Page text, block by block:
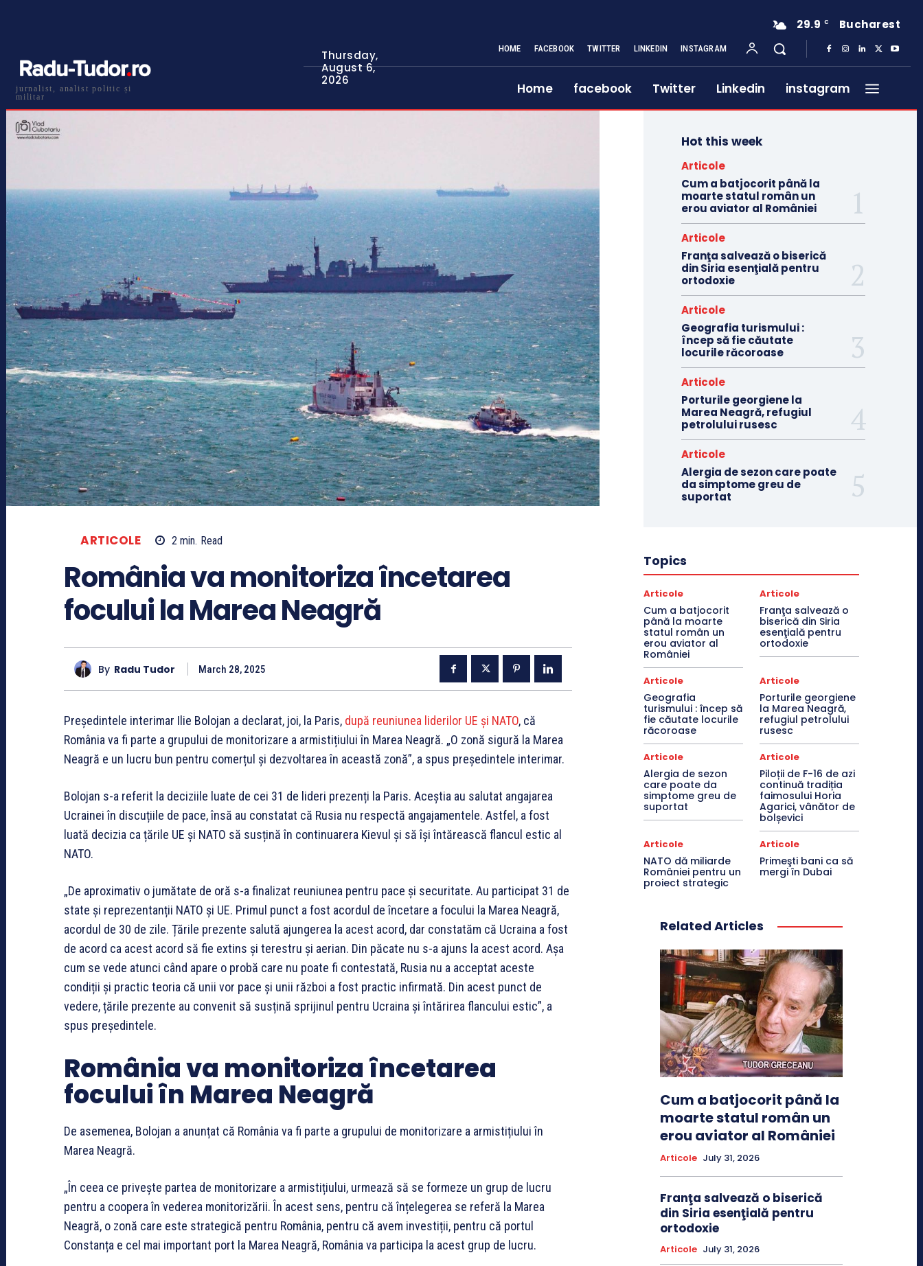
jurnalist, analist politic și
militar
Thursday,
August 6,
2026
29.9 C Bucharest
HOME FACEBOOK TWITTER LINKEDIN INSTAGRAM
Home facebook Twitter Linkedin instagram
ARTICOLE 2 min. Read
România va monitoriza încetarea
focului la Marea Neagră
By Radu Tudor March 28, 2025
Președintele interimar Ilie Bolojan a declarat, joi, la Paris, după reuniunea liderilor UE și NATO, că
România va fi parte a grupului de monitorizare a armistițiului în Marea Neagră. „O zonă sigură la Marea
Neagră e un lucru bun pentru comerțul și dezvoltarea în această zonă”, a spus președintele interimar.
Bolojan s-a referit la deciziile luate de cei 31 de lideri prezenți la Paris. Aceștia au salutat angajarea
Ucrainei în discuțiile de pace, însă au constatat că Rusia nu respectă angajamentele. Astfel, a fost
luată decizia ca țările UE și NATO să susțină în continuarera Kievul și să își întărească flancul estic al
NATO.
„De aproximativ o jumătate de oră s-a finalizat reuniunea pentru pace și securitate. Au participat 31 de
state și reprezentanții NATO și UE. Primul punct a fost acordul de încetare a focului la Marea Neagră,
acordul de 30 de zile. Țările prezente salută ajungerea la acest acord, dar constatăm că Ucraina a fost
de acord ca acest acord să fie extins și terestru și aerian. Din păcate nu s-a ajuns la acest acord. Așa
cum se vede atunci când apare o probă care nu poate fi contestată, Rusia nu a acceptat aceste
condiții și practic teoria că unii vor pace și unii război a fost practic infirmată. Din acest punct de
vedere, țările prezente au convenit să susțină sprijinul pentru Ucraina și întărirea flancului estic”, a
spus președintele.
România va monitoriza încetarea
focului în Marea Neagră
De asemenea, Bolojan a anunțat că România va fi parte a grupului de monitorizare a armistițiului în
Marea Neagră.
„În ceea ce privește partea de monitorizare a armistițiului, urmează să se formeze un grup de lucru
pentru a coopera în vederea monitorizării. În acest sens, pentru că înțelegerea se referă la Marea
Neagră, o zonă care este strategică pentru România, pentru că avem investiții, pentru că portul
Constanța e cel mai important port la Marea Neagră, România va participa la acest grup de lucru.
Hot this week
Articole
Cum a batjocorit până la
moarte statul român un
erou aviator al României
Articole
Franţa salvează o biserică
din Siria esenţială pentru
ortodoxie
Articole
Geografia turismului :
încep să fie căutate
locurile răcoroase
Articole
Porturile georgiene la
Marea Neagră, refugiul
petrolului rusesc
Articole
Alergia de sezon care poate
da simptome greu de
suportat
Topics
Articole
Cum a batjocorit
până la moarte
statul român un
erou aviator al
României
Articole
Franţa salvează o
biserică din Siria
esenţială pentru
ortodoxie
Articole
Geografia
turismului : încep să
fie căutate locurile
răcoroase
Articole
Porturile georgiene
la Marea Neagră,
refugiul petrolului
rusesc
Articole
Alergia de sezon
care poate da
simptome greu de
suportat
Articole
Piloții de F-16 de azi
continuă tradiția
faimosului Horia
Agarici, vânător de
bolșevici
Articole
NATO dă miliarde
României pentru un
proiect strategic
Articole
Primeşti bani ca să
mergi în Dubai
Related Articles
Cum a batjocorit până la
moarte statul român un
erou aviator al României
Articole July 31, 2026
Franţa salvează o biserică
din Siria esenţială pentru
ortodoxie
Articole July 31, 2026